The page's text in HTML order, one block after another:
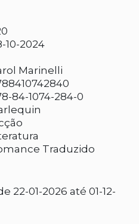
10-2024
Marinelli
84-1074-284-0
Traduzido
22-01-2026 até 01-12-